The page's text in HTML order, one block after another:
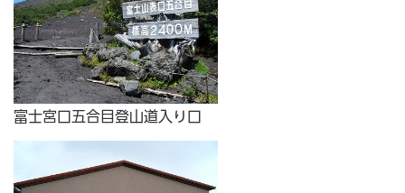
富士宮口五合目登山道入り口